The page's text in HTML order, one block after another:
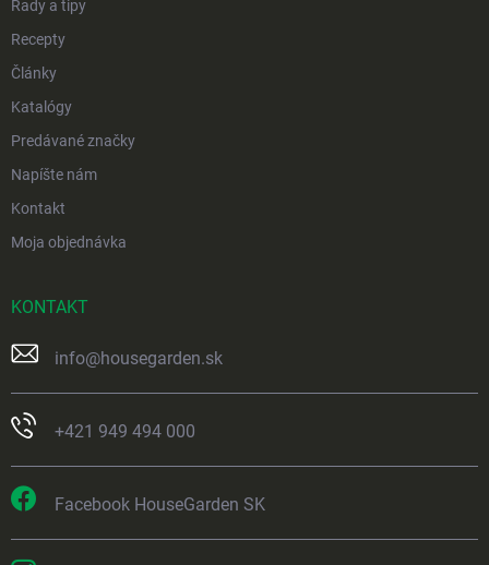
Rady a tipy
Recepty
Články
Katalógy
Predávané značky
Napíšte nám
Kontakt
Moja objednávka
KONTAKT
info@housegarden.sk
+421 949 494 000
Facebook HouseGarden SK